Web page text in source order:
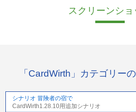
スクリーンショ
「CardWirth」カテゴリー
シナリオ 冒険者の宿で
CardWirth1.28.10用追加シナリオ